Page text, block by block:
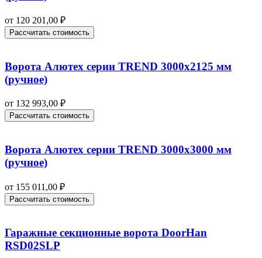
от 120 201,00 ₽
Рассчитать стоимость
Ворота Алютех серии TREND 3000х2125 мм
(ручное)
от 132 993,00 ₽
Рассчитать стоимость
Ворота Алютех серии TREND 3000х3000 мм
(ручное)
от 155 011,00 ₽
Рассчитать стоимость
Гаражные секционные ворота DoorHan
RSD02SLP